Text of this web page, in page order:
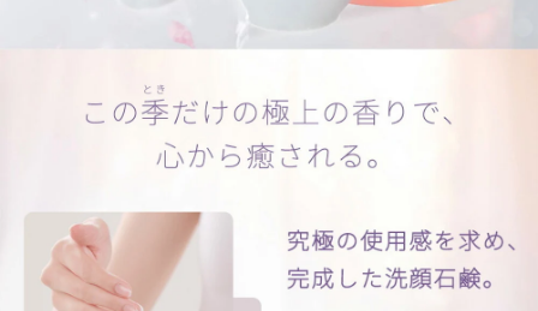
日光があたって同様な異常が現れた場合は、ご使用をお止め
ください。そのまま使用を続けますと、症状を悪化させるこ
とがありますので、皮膚科専門医等にご相談ください。
目に入らないようご注意ください。目に入ったときは、こ
すらずすぐに洗い流してください。異物感が残る場合は眼科
天然の精油を使用していますので、商品ごとに香りが異な
る場合がございますが、品質に異常はございません。